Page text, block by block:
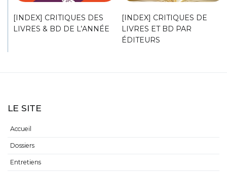
[INDEX] CRITIQUES DES
LIVRES & BD DE L’ANNÉE
[INDEX] CRITIQUES DE
LIVRES ET BD PAR
ÉDITEURS
LE SITE
Accueil
Dossiers
Entretiens